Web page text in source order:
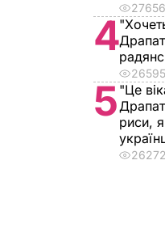
27656
4
26595
5 "Це
риси,
26272